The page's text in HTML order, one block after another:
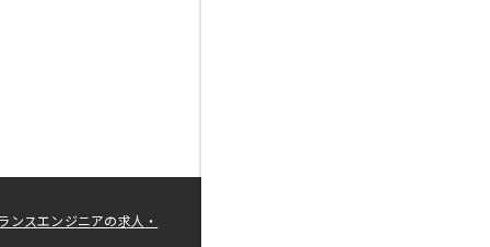
ンスエンジニアの求人・